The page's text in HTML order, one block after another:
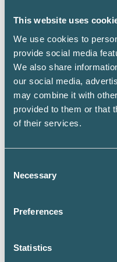
This website uses
We use cookies to
provide social media
We also share
our social media,
may combine it with
provided to them or that
of their services.
Selection
Necessary
Preferences
Statistics
vilka skriftliga
verksamheten
och
du går igenom
anpassar
den så
arbetssättet i
att den används
arkivera
rutinen!
finansiering av
skyldig till
Tänk på vad du
rapportera vid
eller finansiering av